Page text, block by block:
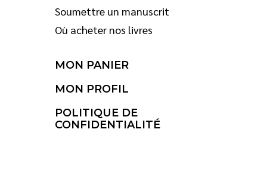
Soumettre un manuscrit
Où acheter nos livres
MON PANIER
MON PROFIL
POLITIQUE DE
CONFIDENTIALITÉ